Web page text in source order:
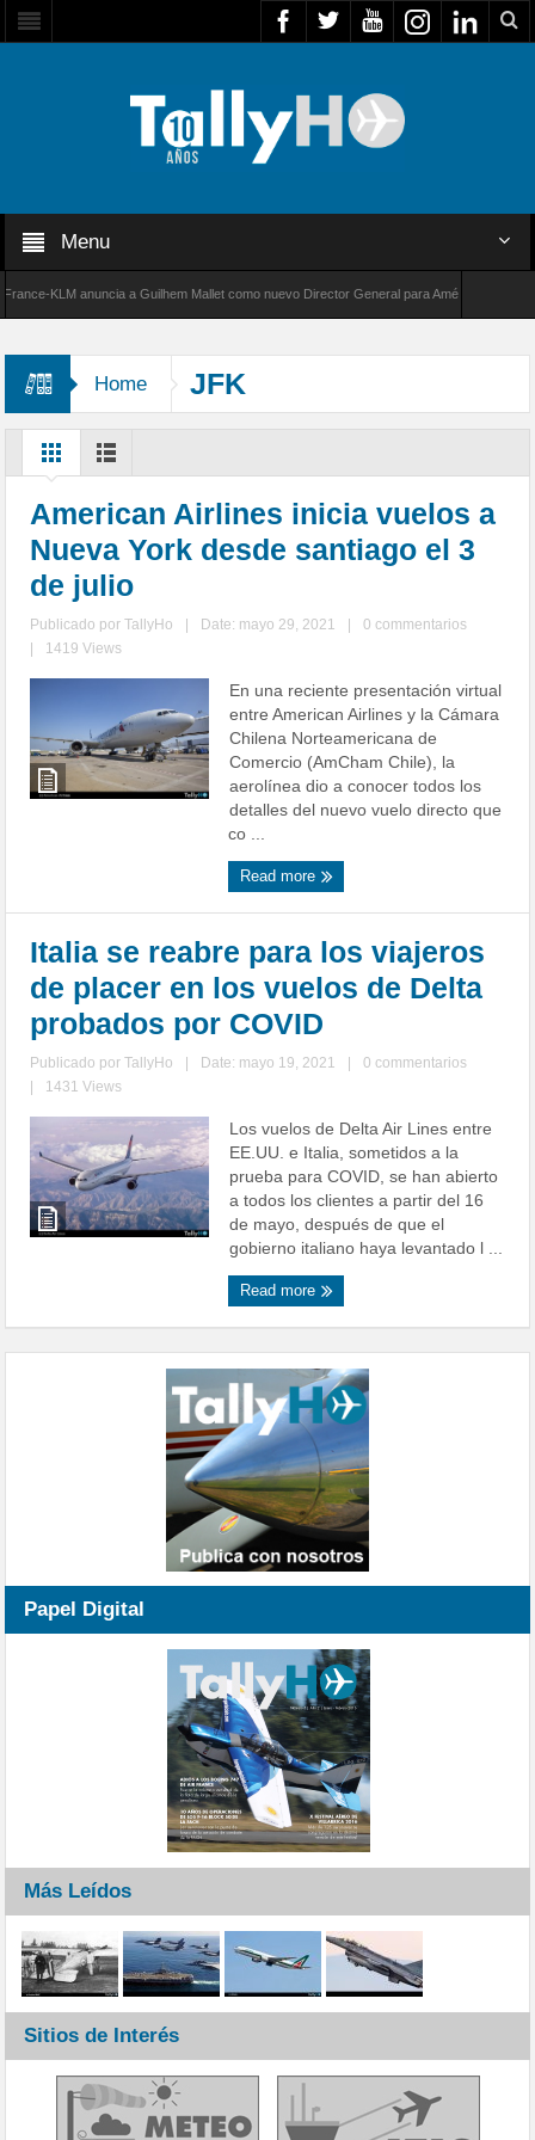
Menu
KLM anuncia a Guilhem Mallet como nuevo Director General para América Latina
Home JFK
American Airlines inicia vuelos a
Nueva York desde santiago el 3
de julio
Publicado porTallyHo Date: mayo 29, 2021
0 commentarios
1419 Views
En una reciente presentación virtual
entre American Airlines y la Cámara
Chilena Norteamericana de
Comercio (AmCham Chile), la
aerolínea dio a conocer todos los
detalles del nuevo vuelo directo que
co ...
Read more
Italia se reabre para los viajeros
de placer en los vuelos de Delta
probados por COVID
Publicado porTallyHo Date: mayo 19, 2021
0 commentarios
1431 Views
Los vuelos de Delta Air Lines entre
EE.UU. e Italia, sometidos a la
prueba para COVID, se han abierto
a todos los clientes a partir del 16
de mayo, después de que el
gobierno italiano haya levantado l ...
Read more
Papel Digital
Más Leídos
Sitios de Interés